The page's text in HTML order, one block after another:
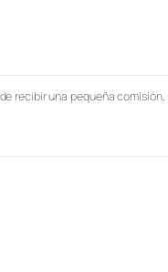
recibir una pequeña